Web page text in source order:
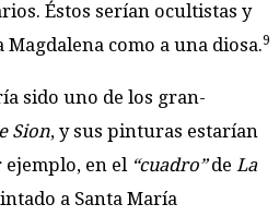
Éstos serían ocultistas y
como a una diosa.9
sido uno de los gran-
Sion, y sus pinturas estarían
ejemplo, en el “cuadro”de La
a Santa María